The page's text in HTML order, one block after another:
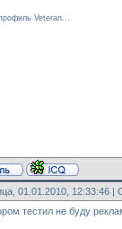
1][1]
Veteran...
01.01.2010, 12:33:46
тестил не буду